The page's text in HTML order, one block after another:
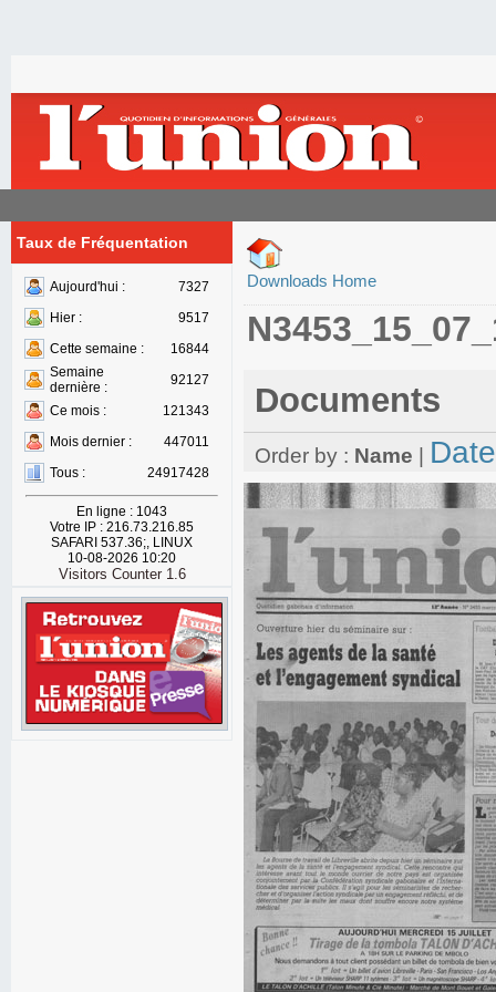
Taux de Fréquentation
Aujourd'hui :
7327
Hier :
9517
Cette semaine :
16844
Semaine
dernière :
92127
Ce mois :
121343
Mois dernier :
447011
Tous :
24917428
En ligne : 1043
Votre IP : 216.73.216.85
SAFARI 537.36;, LINUX
10-08-2026 10:20
Visitors Counter 1.6
Downloads Home
Documents
Order by : Name Date